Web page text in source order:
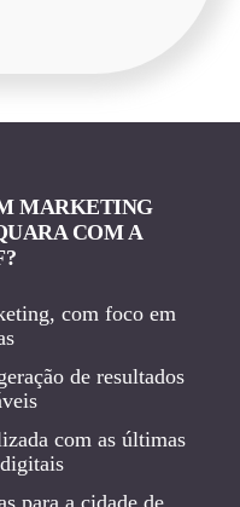
MARKETING
COM A
com foco em
de resultados
com as últimas